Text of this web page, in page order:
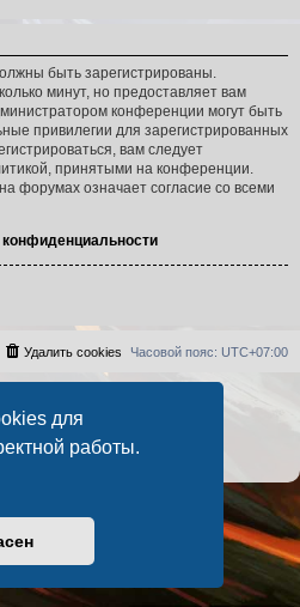
для
работы.
быть зарегистрированы.
минут, но предоставляет вам
конференции могут быть
привилегии для зарегистрированных
вам следует
принятыми на конференции.
форумах означает согласие со всеми
Часовой пояс: UTC+07:00
Удалить cookies
поддержка phpBB
Pro style ©Jester
|